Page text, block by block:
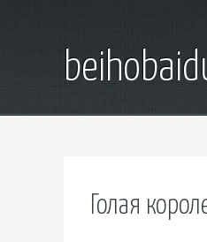
Голая